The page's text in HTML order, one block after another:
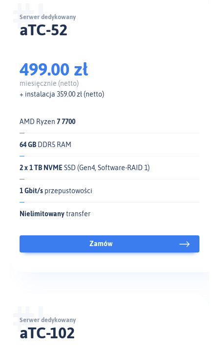
aTC-52
Serwer dedykowany
499.00 zł
miesięcznie (netto)
+ instalacja 359.00 zł (netto)
AMD Ryzen 7 7700
64 GB DDR5 RAM
2 x 1 TB NVME SSD (Gen4, Software-RAID 1)
1 Gbit/s przepustowości
Nielimitowanytransfer
Zamów
aTC-102
Serwer dedykowany